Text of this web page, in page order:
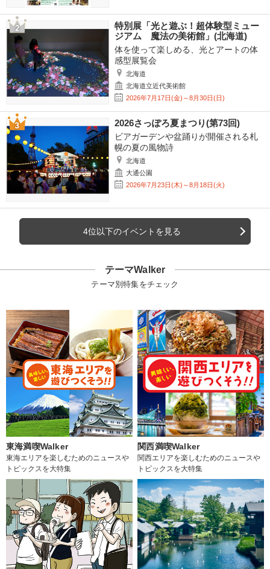
特別展「光と遊ぶ！超体験型ミュー
ジアム 魔法の美術館」(北海道)
体を使って楽しめる、光とアートの体
感型展覧会
北海道
北海道立近代美術館
2026年7月17日(金)～8月30日(日)
2026さっぽろ夏まつり(第73回)
ビアガーデンや盆踊りが開催される札
幌の夏の風物詩
北海道
大通公園
2026年7月23日(木)～8月18日(火)
4位以下のイベントを見る
テーマWalker
テーマ別特集をチェック
東海満喫Walker
東海エリアを楽しむためのニュースや
トピックスを大特集
関西満喫Walker
関西エリアを楽しむためのニュースや
トピックスを大特集